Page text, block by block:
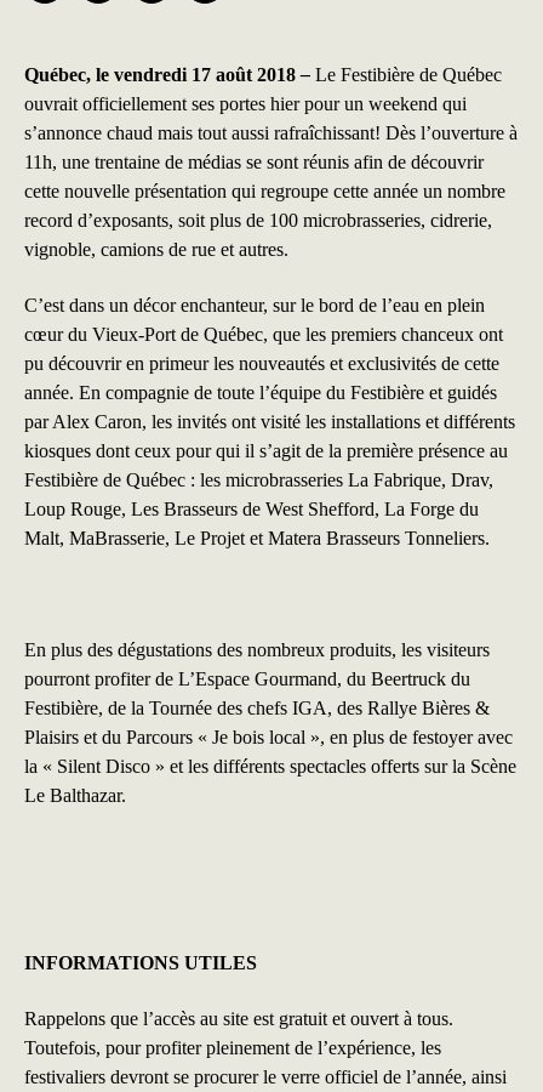
c
e
o
n
k
d
a
i
Québec, le vendredi 17 août 2018– Le Festibière de Québec
ouvrait officiellement ses portes hier pour un weekend qui
s’annonce chaud mais tout aussi rafraîchissant! Dès l’ouverture à
11h, une trentaine de médias se sont réunis afin de découvrir
cette nouvelle présentation qui regroupe cette année un nombre
record d’exposants, soit plus de 100 microbrasseries, cidrerie,
vignoble, camions de rue et autres.
C’est dans un décor enchanteur, sur le bord de l’eau en plein
cœur du Vieux-Port de Québec, que les premiers chanceux ont
pu découvrir en primeur les nouveautés et exclusivités de cette
année. En compagnie de toute l’équipe du Festibière et guidés
par Alex Caron, les invités ont visité les installations et différents
kiosques dont ceux pour qui il s’agit de la première présence au
Festibière de Québec : les microbrasseries La Fabrique, Drav,
Loup Rouge, Les Brasseurs de West Shefford, La Forge du
Malt, MaBrasserie, Le Projet et Matera Brasseurs Tonneliers.
En plus des dégustations des nombreux produits, les visiteurs
pourront profiter de L’Espace Gourmand, du Beertruck du
Festibière, de la Tournée des chefs IGA, des Rallye Bières &
Plaisirs et du Parcours « Je bois local », en plus de festoyer avec
la « Silent Disco » et les différents spectacles offerts sur la Scène
Le Balthazar.
INFORMATIONS UTILES
Rappelons que l’accès au site est gratuit et ouvert à tous.
Toutefois, pour profiter pleinement de l’expérience, les
festivaliers devront se procurer le verre officiel de l’année, ainsi